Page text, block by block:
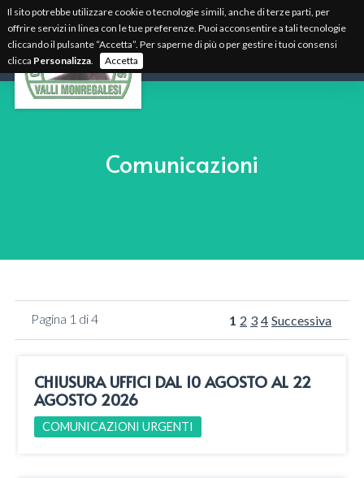
Comunicazioni
Pagina 1 di 4 1 2 3 4 Successiva
CHIUSURA UFFICI DAL 10 AGOSTO AL 22
AGOSTO 2026
COMUNICAZIONI URGENTI
Il sito potrebbe utilizzare cookie o tecnologie simili, anche di terze parti, per
offrire servizi in linea con le tue preferenze. Puoi acconsentire a tali tecnologie
cliccando il pulsante “Accetta”. Per saperne di più o per gestire i tuoi consensi
clicca Personalizza. Accetta